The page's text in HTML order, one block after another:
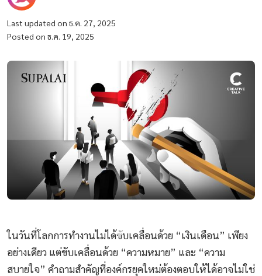
Last updated on ธ.ค. 27, 2025
Posted on ธ.ค. 19, 2025
ในวันที่โลกการทำงานไม่ได้ขับเคลื่อนด้วย “เงินเดือน” เพียง
อย่างเดียว แต่ขับเคลื่อนด้วย “ความหมาย” และ “ความ
สบายใจ” คำถามสำคัญที่องค์กรยุคใหม่ต้องตอบให้ได้อาจไม่ใช่